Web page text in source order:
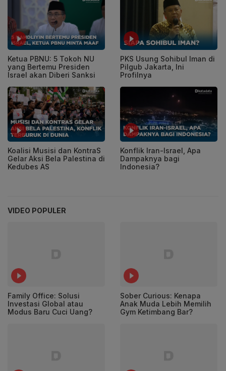
Ketua PBNU: 5 Tokoh NU
yang Bertemu Presiden
Israel akan Diberi Sanksi
PKS Usung Sohibul Iman di
Pilgub Jakarta, Ini
Profilnya
Koalisi Musisi dan KontraS
Gelar Aksi Bela Palestina di
Kedubes AS
Konflik Iran-Israel, Apa
Dampaknya bagi
Indonesia?
VIDEO POPULER
Family Office: Solusi
Investasi Global atau
Modus Baru Cuci Uang?
Sober Curious: Kenapa
Anak Muda Lebih Memilih
Gym Ketimbang Bar?